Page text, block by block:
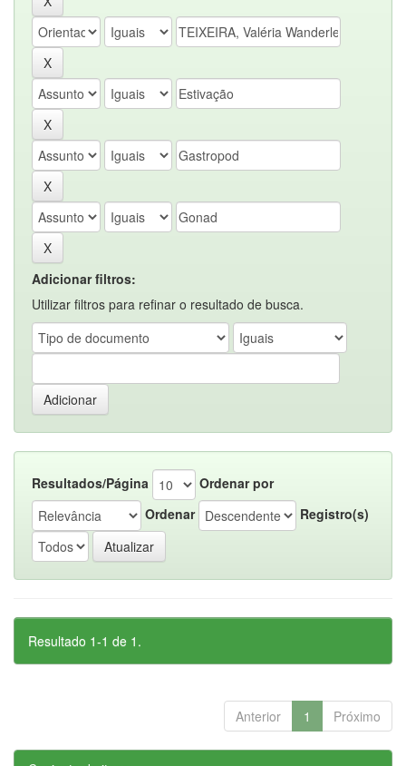
Adicionar filtros:
Utilizar filtros para refinar o resultado de busca.
Resultados/Página
Ordenar por
Ordenar
Registro(s)
Resultado 1-1 de 1.
Anterior 1 Próximo